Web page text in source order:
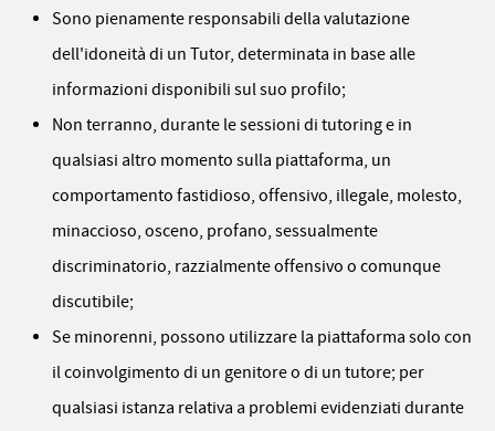
Sono pienamente responsabili della valutazione
dell'idoneità di un Tutor, determinata in base alle
informazioni disponibili sul suo profilo;
Non terranno, durante le sessioni di tutoring e in
qualsiasi altro momento sulla piattaforma, un
comportamento fastidioso, offensivo, illegale, molesto,
minaccioso, osceno, profano, sessualmente
discriminatorio, razzialmente offensivo o comunque
discutibile;
Se minorenni, possono utilizzare la piattaforma solo con
il coinvolgimento di un genitore o di un tutore; per
qualsiasi istanza relativa a problemi evidenziati durante